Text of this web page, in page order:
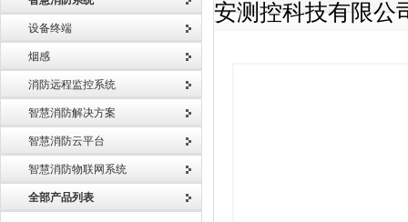
设备终端
烟感
消防远程监控系统
智慧消防解决方案
智慧消防云平台
智慧消防物联网系统
全部产品列表
安测控科技有限公